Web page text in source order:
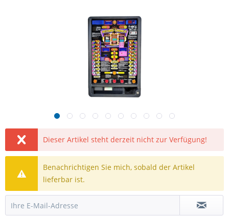
Dieser Artikel steht derzeit nicht zur Verfügung!
Benachrichtigen Sie mich, sobald der Artikel
lieferbar ist.